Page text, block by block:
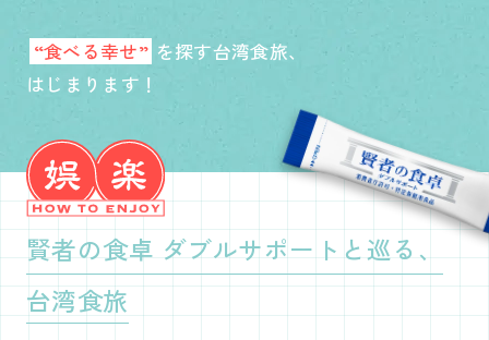
“食べる幸せ” を探す台湾食旅、
はじまります！
賢者の食卓 ダブルサポートと巡る、
台湾食旅